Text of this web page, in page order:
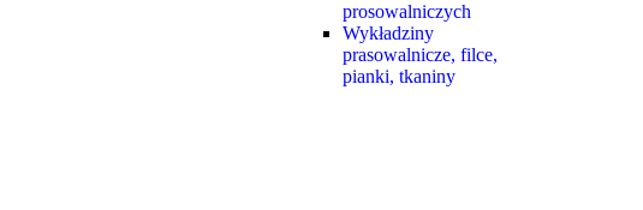
prosowalniczych
Wykładziny
prasowalnicze, filce,
pianki, tkaniny